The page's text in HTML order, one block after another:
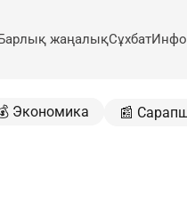
Барлық жаңалықСұхбат
Экономика 📰